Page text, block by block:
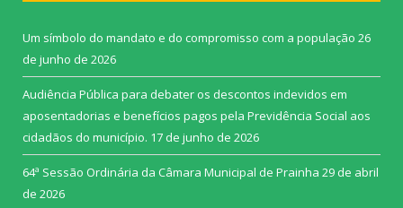
Um símbolo do mandato e do compromisso com a população 26
de junho de 2026
Audiência Pública para debater os descontos indevidos em
aposentadorias e benefícios pagos pela Previdência Social aos
cidadãos do município. 17 de junho de 2026
64ª Sessão Ordinária da Câmara Municipal de Prainha 29 de abril
de 2026